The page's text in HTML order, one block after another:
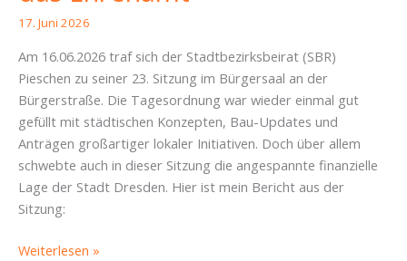
17. Juni 2026
Am 16.06.2026 traf sich der Stadtbezirksbeirat (SBR)
Pieschen zu seiner 23. Sitzung im Bürgersaal an der
Bürgerstraße. Die Tagesordnung war wieder einmal gut
gefüllt mit städtischen Konzepten, Bau-Updates und
Anträgen großartiger lokaler Initiativen. Doch über allem
schwebte auch in dieser Sitzung die angespannte finanzielle
Lage der Stadt Dresden. Hier ist mein Bericht aus der
Sitzung:
SBR
Weiterlesen »